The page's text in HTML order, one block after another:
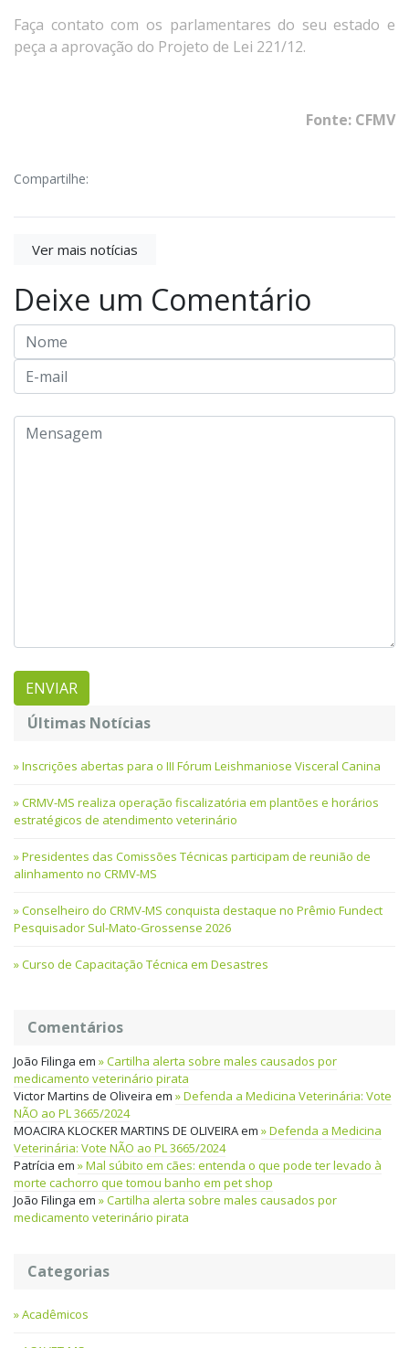
Faça contato com os parlamentares do seu estado e
peça a aprovação do Projeto de Lei 221/12.
Fonte: CFMV
Compartilhe:
Ver mais notícias
Deixe um Comentário
Últimas Notícias
Inscrições abertas para o III Fórum Leishmaniose Visceral Canina
CRMV-MS realiza operação fiscalizatória em plantões e horários
estratégicos de atendimento veterinário
Presidentes das Comissões Técnicas participam de reunião de
alinhamento no CRMV-MS
Conselheiro do CRMV-MS conquista destaque no Prêmio Fundect
Pesquisador Sul-Mato-Grossense 2026
Curso de Capacitação Técnica em Desastres
Comentários
João Filinga em
Cartilha alerta sobre males causados por
medicamento veterinário pirata
Victor Martins de Oliveira em
Defenda a Medicina Veterinária: Vote
NÃO ao PL 3665/2024
MOACIRA KLOCKER MARTINS DE OLIVEIRAem
Defenda a Medicina
Veterinária: Vote NÃO ao PL 3665/2024
Patrícia em
Mal súbito em cães: entenda o que pode ter levado à
morte cachorro que tomou banho em pet shop
João Filinga em
Cartilha alerta sobre males causados por
medicamento veterinário pirata
Categorias
Acadêmicos